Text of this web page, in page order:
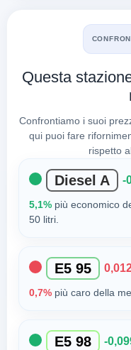
Questa
Confrontiamo i suoi
qui puoi fare
rispetto
Diesel A -
5,1%più economico
50 litri.
E5 95
0,7%più caro della
E5 98 -